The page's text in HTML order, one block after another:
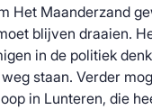
Het Maanderzand
blijven draaien.
in de politiek
staan. Verder
in Lunteren, die